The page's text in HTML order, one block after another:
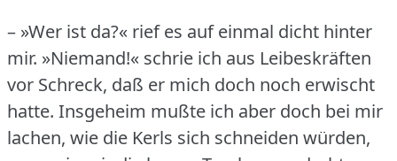
– »Wer ist da?« rief es auf einmal dicht hinter
mir. »Niemand!« schrie ich aus Leibeskräften
vor Schreck, daß er mich doch noch erwischt
hatte. Insgeheim mußte ich aber doch bei mir
lachen, wie die Kerls sich schneiden würden,